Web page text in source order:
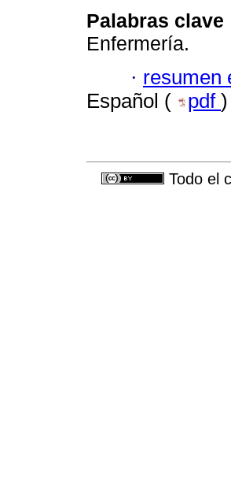
Palabras clave
Enfermería.
· resumen
Español (
pdf )
Todo el